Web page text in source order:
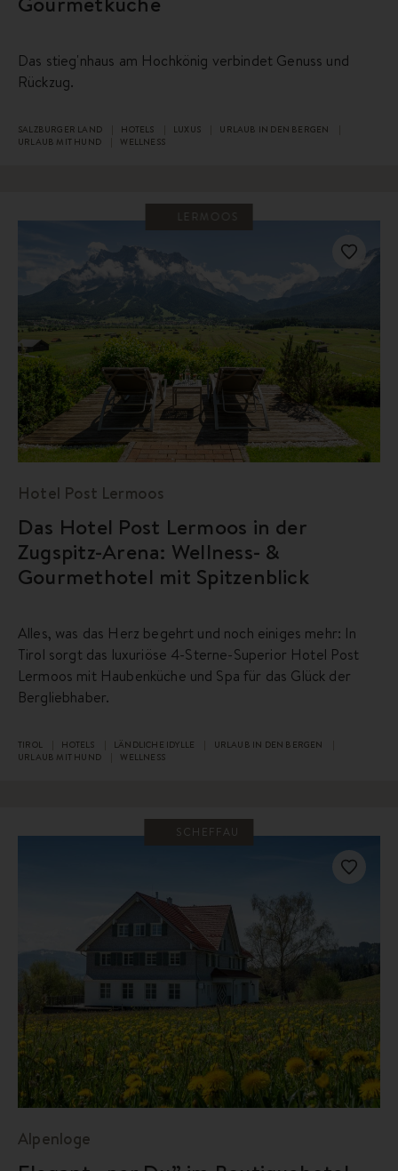
Das stieg'nhaus am Hochkönig verbindet Genuss und
Rückzug.
SALZBURGER LAND HOTELS LUXUS
URLAUB IN DEN BERGEN
URLAUB MIT HUND
WELLNESS
LERMOOS
Hotel Post Lermoos
Das Hotel Post Lermoos in der
Zugspitz-Arena: Wellness- &
Gourmethotel mit Spitzenblick
Alles, was das Herz begehrt und noch einiges mehr: In
Tirol sorgt das luxuriöse 4-Sterne-Superior Hotel Post
Lermoos mit Haubenküche und Spa für das Glück der
Bergliebhaber.
TIROL HOTELS LÄNDLICHE IDYLLE
URLAUB IN DEN BERGEN
URLAUB MIT HUND
WELLNESS
SCHEFFAU
Alpenloge